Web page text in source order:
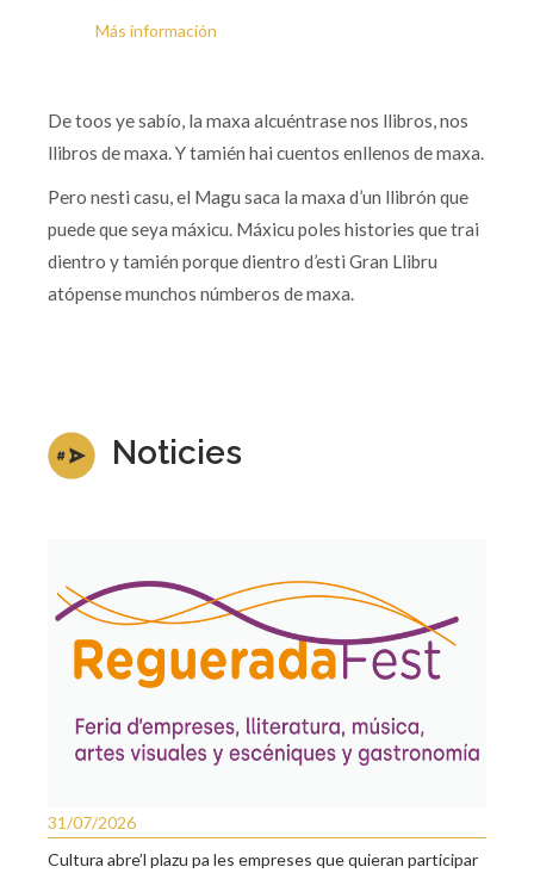
Más información
De toos ye sabío, la maxa alcuéntrase nos llibros, nos
llibros de maxa. Y tamién hai cuentos enllenos de maxa.
Pero nesti casu, el Magu saca la maxa d’un llibrón que
puede que seya máxicu. Máxicu poles histories que trai
dientro y tamién porque dientro d’esti Gran Llibru
atópense munchos númberos de maxa.
Noticies
31/07/2026
Cultura abre’l plazu pa les empreses que quieran participar